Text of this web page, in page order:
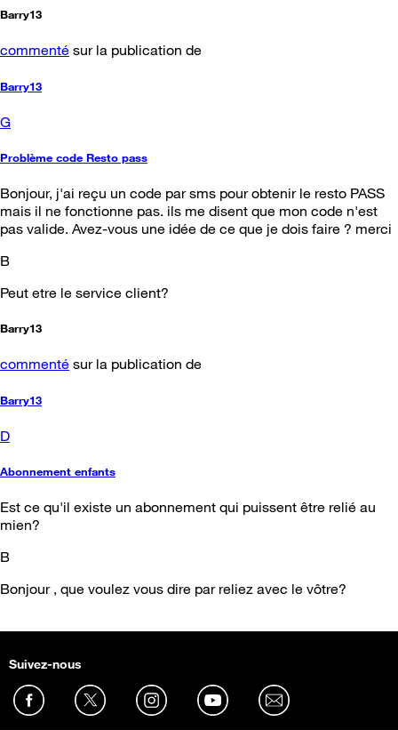
Barry13
commenté sur la publication de
Barry13
G
Problème code Resto pass
Bonjour, j'ai reçu un code par sms pour obtenir le resto PASS
mais il ne fonctionne pas. ils me disent que mon code n'est
pas valide. Avez-vous une idée de ce que je dois faire ? merci
B
Peut etre le service client?
Barry13
commenté sur la publication de
Barry13
D
Abonnement enfants
Est ce qu'il existe un abonnement qui puissent être relié au
mien?
B
Bonjour , que voulez vous dire par reliez avec le vôtre?
Suivez-nous